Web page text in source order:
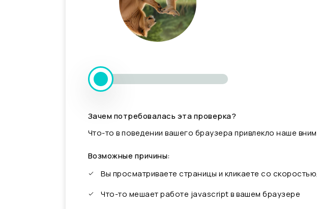
Зачем потребовалась эта проверка?
Что-то в поведении вашего браузера привлекло наше
Возможные причины:
Вы просматриваете страницы и кликаете со
Что-то мешает работе javascript в вашем браузере